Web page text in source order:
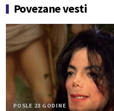
Povezane vesti
POSLE 23 GODINE